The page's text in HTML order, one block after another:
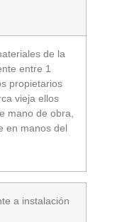
de la
entre 1
propietarios
vieja ellos
mano de obra,
en manos del
a instalación